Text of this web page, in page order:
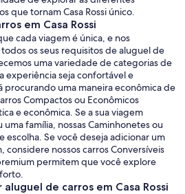
que tornam Casa Rossi único.
em Casa Rossi
cada viagem é única, e nos
os seus requisitos de aluguel de
uma variedade de categorias de
experiência seja confortável e
procurando uma maneira econômica de
Compactos ou Econômicos
e econômica. Se a sua viagem
família, nossas Caminhonetes ou
escolha. Se você deseja adicionar um
considere nossos carros Conversíveis
permitem que você explore
de carros em Casa Rossi